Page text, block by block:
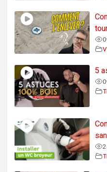
0
5
0